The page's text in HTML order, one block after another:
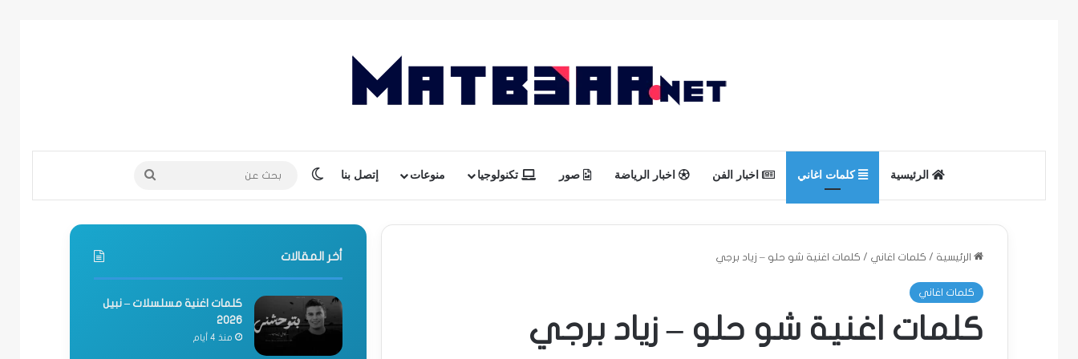
الرئيسية كلمات اغاني اخبار الفن اخبار الرياضة صور تكنولوجيا منوعات إتصل بنا الوضع المظلم بحث
عن
الرئيسية / كلمات اغاني / كلمات اغنية شو حلو – زياد برجي
كلمات اغاني
كلمات اغنية شو حلو – زياد برجي
أخر المقالات
كلمات اغنية مسلسلات – نبيل
2026
منذ 4 أيام